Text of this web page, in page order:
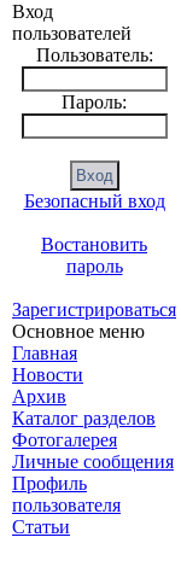
Основное меню
Главная
Новости
Каталог разделов
Фотогалерея
Личные сообщения
Профиль
пользователя
Статьи